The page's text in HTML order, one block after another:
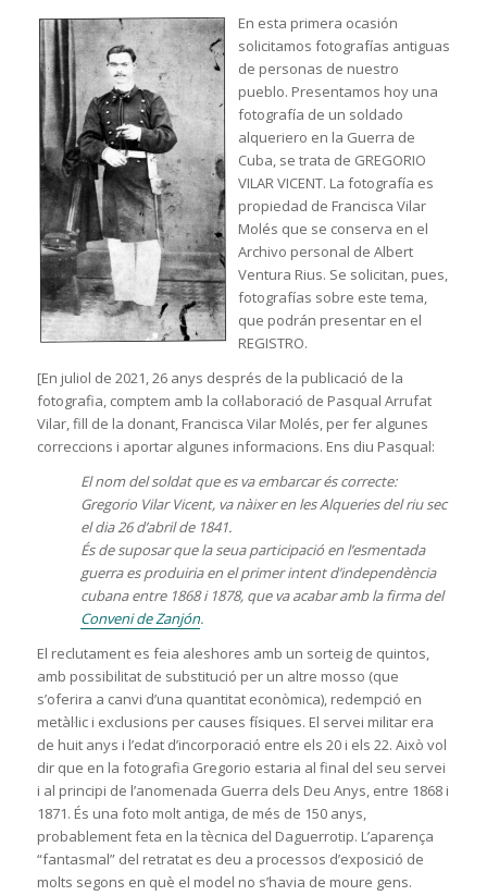
En esta primera ocasión
solicitamos fotografías antiguas
de personas de nuestro
pueblo. Presentamos hoy una
fotografía de un soldado
alqueriero en la Guerra de
Cuba, se trata de GREGORIO
VILAR VICENT. La fotografía es
propiedad de Francisca Vilar
Molés que se conserva en el
Archivo personal de Albert
Ventura Rius. Se solicitan, pues,
fotografías sobre este tema,
que podrán presentar en el
REGISTRO.
[En juliol de 2021, 26 anys després de la publicació de la
fotografia, comptem amb la col·laboració de Pasqual Arrufat
Vilar, fill de la donant, Francisca Vilar Molés, per fer algunes
correccions i aportar algunes informacions. Ens diu Pasqual:
El nom del soldat que es va embarcar és correcte:
Gregorio Vilar Vicent, va nàixer en les Alqueries del riu sec
el dia 26 d’abril de 1841.
És de suposar que la seua participació en l’esmentada
guerra es produiria en el primer intent d’independència
cubana entre 1868 i 1878, que va acabar amb la firma del
Conveni de Zanjón.
El reclutament es feia aleshores amb un sorteig de quintos,
amb possibilitat de substitució per un altre mosso (que
s’oferira a canvi d’una quantitat econòmica), redempció en
metàl·lic i exclusions per causes físiques. El servei militar era
de huit anys i l’edat d’incorporació entre els 20 i els 22. Això vol
dir que en la fotografia Gregorio estaria al final del seu servei
i al principi de l’anomenada Guerra dels Deu Anys, entre 1868 i
1871. És una foto molt antiga, de més de 150 anys,
probablement feta en la tècnica del Daguerrotip. L’aparença
“fantasmal” del retratat es deu a processos d’exposició de
molts segons en què el model no s’havia de moure gens.